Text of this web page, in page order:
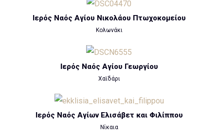
Ιερός Ναός Αγίου Νικολάου Πτωχοκομείου
Κολωνάκι
Ιερός Ναός Αγίου Γεωργίου
Χαϊδάρι
Ιερός Ναός Αγίων Ελισάβετ και Φιλίππου
Νίκαια